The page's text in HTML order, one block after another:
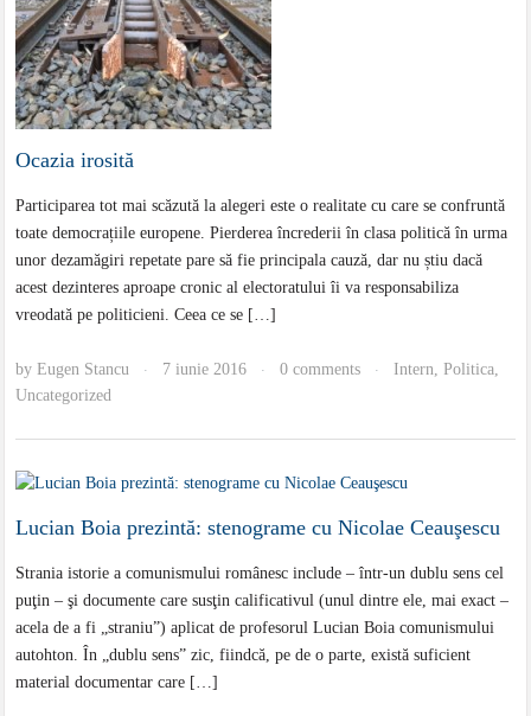
Ocazia irosită
Participarea tot mai scăzută la alegeri este o realitate cu care se confruntă
toate democrațiile europene. Pierderea încrederii în clasa politică în urma
unor dezamăgiri repetate pare să fie principala cauză, dar nu știu dacă
acest dezinteres aproape cronic al electoratului îi va responsabiliza
vreodată pe politicieni. Ceea ce se […]
byEugen Stancu · 7 iunie 2016 · 0 comments · Intern,Politica,
Uncategorized
Lucian Boia prezintă: stenograme cu Nicolae Ceauşescu
Strania istorie a comunismului românesc include – într-un dublu sens cel
puţin – şi documente care susţin calificativul (unul dintre ele, mai exact –
acela de a fi „straniu”) aplicat de profesorul Lucian Boia comunismului
autohton. În „dublu sens” zic, fiindcă, pe de o parte, există suficient
material documentar care […]